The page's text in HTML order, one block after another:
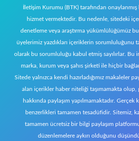
İletişim Kurumu (BTK) tarafından onaylanmış
hizmet vermektedir. Bu nedenle, sitedeki
denetleme veya araştırma yükümlülüğümüz
üyelerimiz yazdıkları içeriklerin sorumluluğunu
olarak bu sorumluluğu kabul etmiş sayılırlar. Bu
marka, kurum veya şahıs şirketi ile hiçbir
Sitede yalnızca kendi hazırladığımız makaleler
alan içerikler haber niteliği taşımamakta olup,
hakkında paylaşım yapılmamaktadır.
benzerlikleri tamamen tesadüfidir. Sitemiz,
tamamen ücretsiz bir bilgi paylaşım
düzenlemelere aykırı olduğunu